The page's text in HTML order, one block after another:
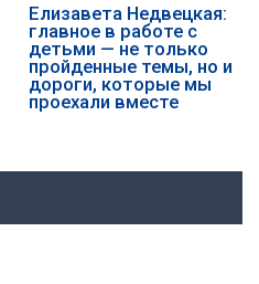
Елизавета Недвецкая:
главное в работе с
детьми — не только
пройденные темы, но и
дороги, которые мы
проехали вместе